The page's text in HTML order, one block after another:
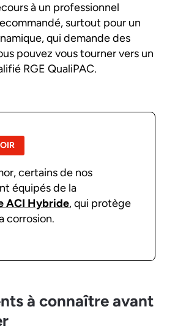
à un professionnel
surtout pour un
qui demande des
pouvez vous tourner vers un
RGE QualiPAC.
certains de nos
équipés de la
ACI Hybride, qui protège
corrosion.
à connaître avant